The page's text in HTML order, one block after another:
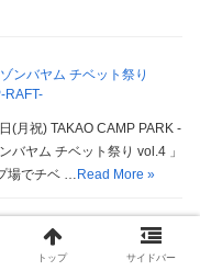
ンバヤム チベット祭り
RAFT-
(月祝) TAKAO CAMP PARK -
バヤム チベット祭り vol.4 」
場でチベ … Read More »
やきひろば秋のビール祭
やきひろば
トップ サイドバー